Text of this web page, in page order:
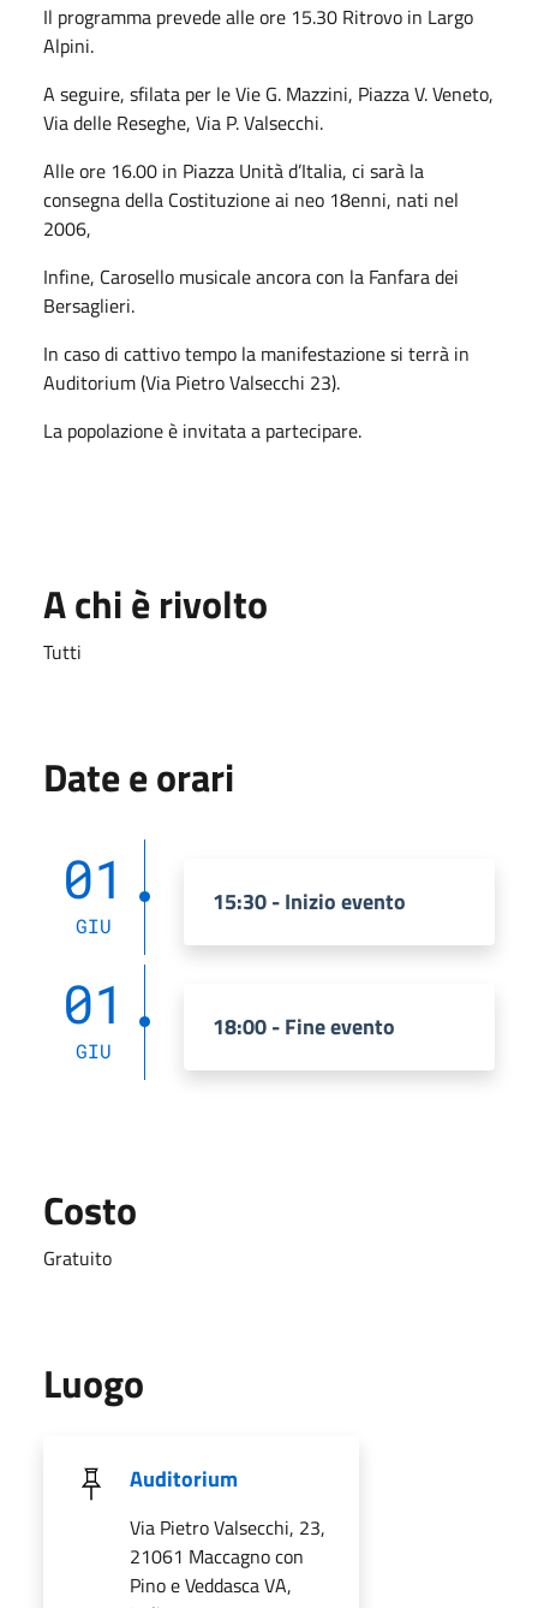
Il programma prevede alle ore 15.30 Ritrovo in Largo
Alpini.
A seguire, sfilata per le Vie G. Mazzini, Piazza V. Veneto,
Via delle Reseghe, Via P. Valsecchi.
Alle ore 16.00 in Piazza Unità d’Italia, ci sarà la
consegna della Costituzione ai neo 18enni, nati nel
2006,
Infine, Carosello musicale ancora con la Fanfara dei
Bersaglieri.
In caso di cattivo tempo la manifestazione si terrà in
Auditorium (Via Pietro Valsecchi 23).
La popolazione è invitata a partecipare.
A chi è rivolto
Tutti
Date e orari
01
GIU
15:30 - Inizio evento
01
GIU
18:00 - Fine evento
Costo
Gratuito
Luogo
Auditorium
Via Pietro Valsecchi, 23,
21061 Maccagno con
Pino e Veddasca VA,